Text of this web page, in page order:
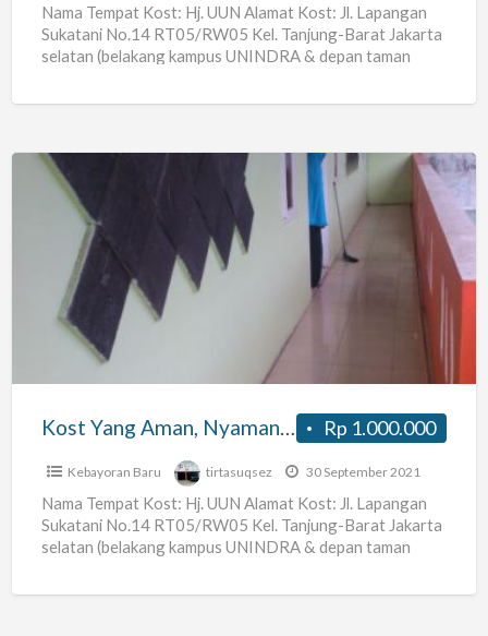
Nama Tempat Kost: Hj. UUN Alamat Kost: Jl. Lapangan
Sukatani No.14 RT05/RW05 Kel. Tanjung-Barat Jakarta
selatan (belakang kampus UNINDRA & depan taman
Nyaman,
Strategis
Ps.
Condet,
Cijantung,
Cililitan
Rp 1.000.000
Kost Yang Aman, Nyaman, dan Strategis Ps. Rebo, Condet, Cijantung, Cililitan
Kebayoran Baru tirtasuqsez 30 September 2021
Nama Tempat Kost: Hj. UUN Alamat Kost: Jl. Lapangan
Sukatani No.14 RT05/RW05 Kel. Tanjung-Barat Jakarta
selatan (belakang kampus UNINDRA & depan taman